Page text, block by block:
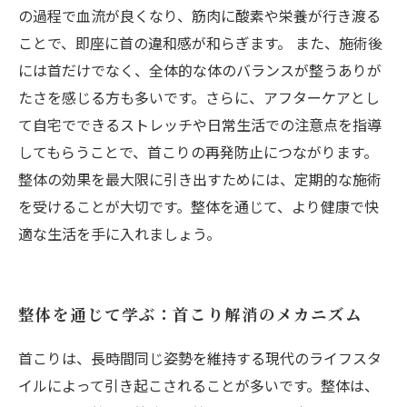
の過程で血流が良くなり、筋肉に酸素や栄養が行き渡る
ことで、即座に首の違和感が和らぎます。 また、施術後
には首だけでなく、全体的な体のバランスが整うありが
たさを感じる方も多いです。さらに、アフターケアとし
て自宅でできるストレッチや日常生活での注意点を指導
してもらうことで、首こりの再発防止につながります。
整体の効果を最大限に引き出すためには、定期的な施術
を受けることが大切です。整体を通じて、より健康で快
適な生活を手に入れましょう。
整体を通じて学ぶ：首こり解消のメカニズム
首こりは、長時間同じ姿勢を維持する現代のライフスタ
イルによって引き起こされることが多いです。整体は、